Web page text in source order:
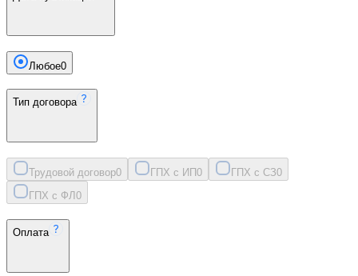
Любое0
Тип договора
Трудовой договор0 ГПХ с ИП0 ГПХ с СЗ0
ГПХ с ФЛ 0
Оплата